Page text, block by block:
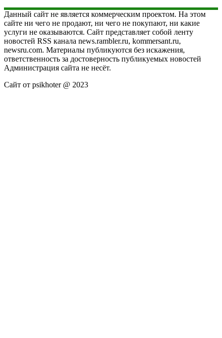
Данный сайт не является коммерческим проектом. На этом
сайте ни чего не продают, ни чего не покупают, ни какие
услуги не оказываются. Сайт представляет собой ленту
новостей RSS канала news.rambler.ru, kommersant.ru,
newsru.com. Материалы публикуются без искажения,
ответственность за достоверность публикуемых новостей
Администрация сайта не несёт.
Сайт от psikhoter @ 2023